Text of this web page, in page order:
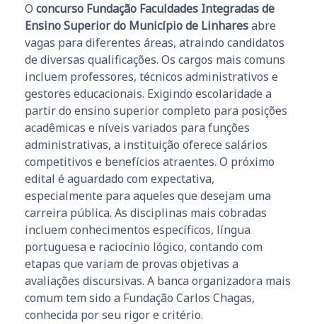
O concurso Fundação Faculdades Integradas de
Ensino Superior do Município de Linharesabre
vagas para diferentes áreas, atraindo candidatos
de diversas qualificações. Os cargos mais comuns
incluem professores, técnicos administrativos e
gestores educacionais. Exigindo escolaridade a
partir do ensino superior completo para posições
acadêmicas e níveis variados para funções
administrativas, a instituição oferece salários
competitivos e benefícios atraentes. O próximo
edital é aguardado com expectativa,
especialmente para aqueles que desejam uma
carreira pública. As disciplinas mais cobradas
incluem conhecimentos específicos, língua
portuguesa e raciocínio lógico, contando com
etapas que variam de provas objetivas a
avaliações discursivas. A banca organizadora mais
comum tem sido a Fundação Carlos Chagas,
conhecida por seu rigor e critério.